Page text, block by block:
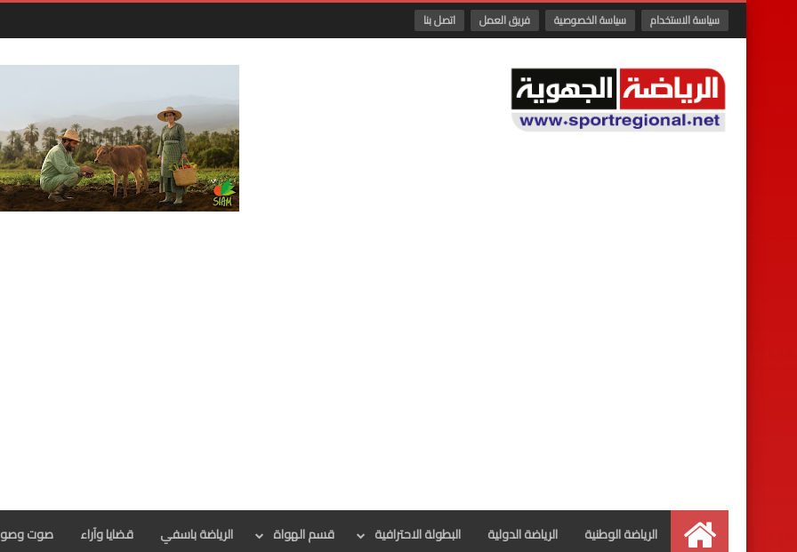
سياسة الاستخدام سياسة الخصوصية فريق العمل اتصل بنا
الرئيسية
الرياضة الوطنية الرياضة الدولية البطولة الاحترافية قسم الهواة الرياضة باسفي قضايا وآراء صوت